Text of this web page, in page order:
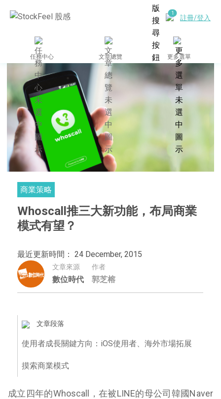
註冊/登入
任務中心 文章總覽 更多選單
商業策略
Whoscall推三大新功能，布局商業
模式有望？
最近更新時間： 24 December, 2015
文章來源
數位時代
作者
郭芝榕
文章段落
使用者成長關鍵方向：iOS使用者、海外市場拓展
摸索商業模式
成立四年的Whoscall，在被LINE的母公司韓國Naver